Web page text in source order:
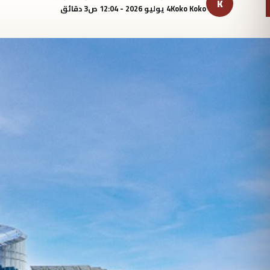
Koko Koko4 يوليو 2026 - 12:04 ص 3 دقائق